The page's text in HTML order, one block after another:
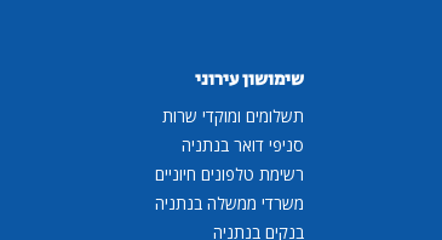
שימושון עירוני
תשלומים ומוקדי שרות
סניפי דואר בנתניה
רשימת טלפונים חיוניים
משרדי ממשלה בנתניה
בנקים בנתניה